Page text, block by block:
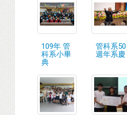
109年 管
科系小畢
典
管科系50
週年系慶